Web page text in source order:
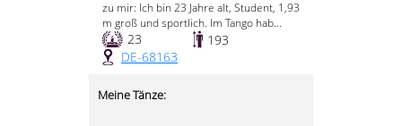
zu mir: Ich bin 23 Jahre alt, Student, 1,93
m groß und sportlich. Im Tango hab...
23
193
DE-68163
Meine Tänze: